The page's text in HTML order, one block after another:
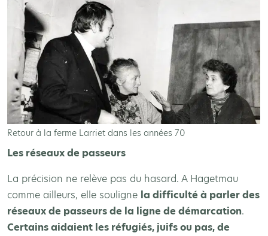
Retour à la ferme Larriet dans les années 70
Les réseaux de passeurs
La précision ne relève pas du hasard. A Hagetmau
comme ailleurs, elle souligne la difficulté à parler des
réseaux de passeurs de la ligne de démarcation.
Certains aidaient les réfugiés, juifs ou pas, de